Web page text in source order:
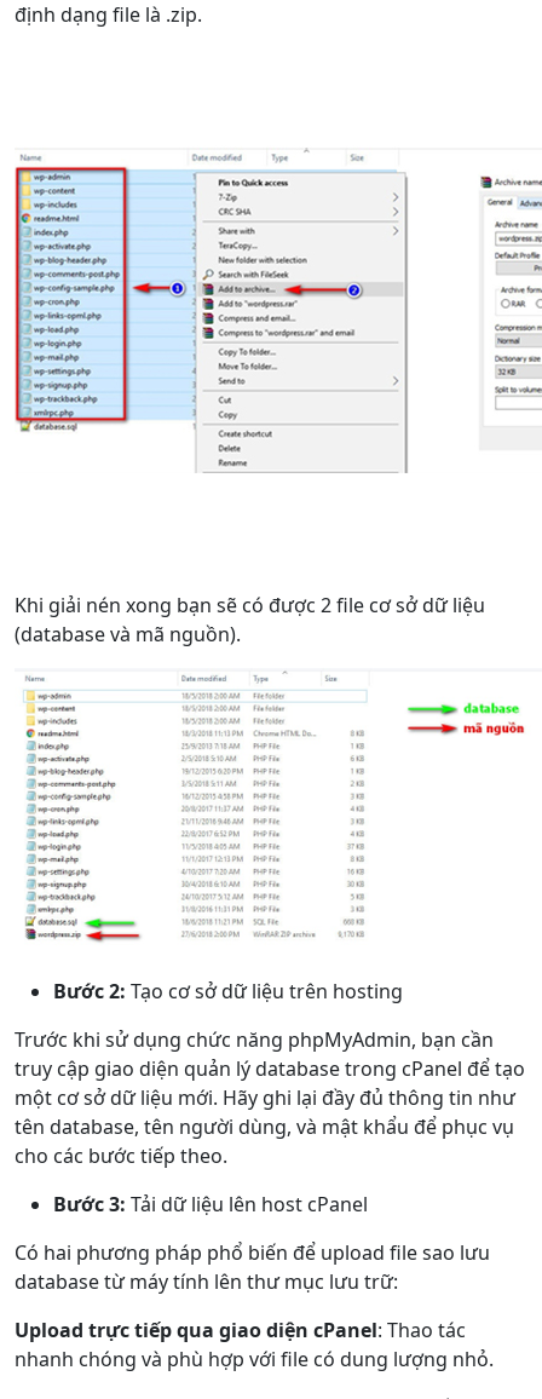
định dạng file là .zip.
Khi giải nén xong bạn sẽ có được 2 file cơ sở dữ liệu
(database và mã nguồn).
Bước 2: Tạo cơ sở dữ liệu trên hosting
Trước khi sử dụng chức năng phpMyAdmin, bạn cần
truy cập giao diện quản lý database trong cPanel để tạo
một cơ sở dữ liệu mới. Hãy ghi lại đầy đủ thông tin như
tên database, tên người dùng, và mật khẩu để phục vụ
cho các bước tiếp theo.
Bước 3: Tải dữ liệu lên host cPanel
Có hai phương pháp phổ biến để upload file sao lưu
database từ máy tính lên thư mục lưu trữ:
Upload trực tiếp qua giao diện cPanel: Thao tác
nhanh chóng và phù hợp với file có dung lượng nhỏ.